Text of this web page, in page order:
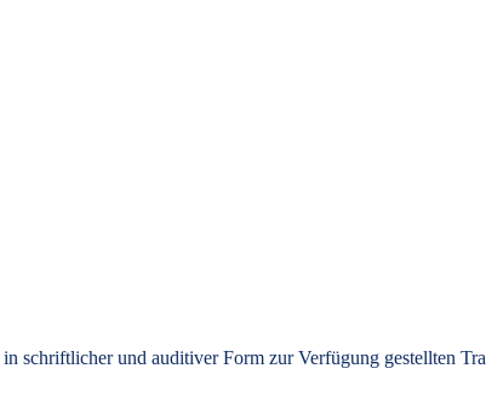
schriftlicher und auditiver Form zur Verfügung gestellten